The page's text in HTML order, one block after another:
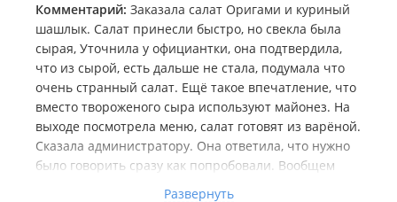
Комментарий: Заказала салат Оригами и куриный
шашлык. Салат принесли быстро, но свекла была
сырая, Уточнила у официантки, она подтвердила,
что из сырой, есть дальше не стала, подумала что
очень странный салат. Ещё такое впечатление, что
вместо твороженого сыра используют майонез. На
выходе посмотрела меню, салат готовят из варёной.
Сказала администратору. Она ответила, что нужно
было говорить сразу как попробовали. Вообщем
Развернуть